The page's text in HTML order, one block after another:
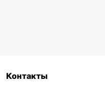
Контакты